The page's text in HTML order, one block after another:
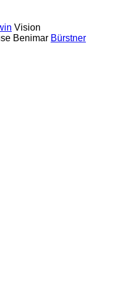
Vision
Benimar Bürstner